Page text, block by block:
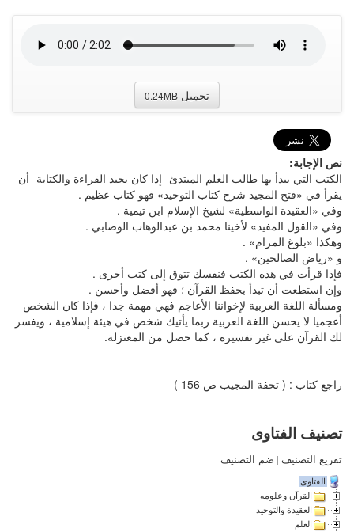
تحميل 0.24MB
نص الإجابة:
الكتب التي يبدأ بها طالب العلم المبتدئ -إذا كان يجيد القراءة والكتابة- أن
يقرأ في «فتح المجيد شرح كتاب التوحيد» فهو كتاب عظيم .
وفي «العقيدة الواسطية» لشيخ الإسلام ابن تيمية .
وفي «القول المفيد» لأخينا محمد بن عبدالوهاب الوصابي .
وهكذا «بلوغ المرام» .
و «رياض الصالحين» .
فإذا قرأت في هذه الكتب فنفسك تتوق إلى كتب أخرى .
وإن استطعت أن تبدأ بحفظ القرآن ؛ فهو أفضل وأحسن .
ومسألة اللغة العربية لإخواننا الأعاجم فهي مهمة جدا ، فإذا كان الشخص
أعجميا لا يحسن اللغة العربية ربما يأتيك شخص في هيئة إسلامية ، ويفسر
لك القرآن على غير تفسيره ، كما حصل من المعتزلة.
--------------------
راجع كتاب : ( تحفة المجيب ص 156 )
تصنيف الفتاوى
تفريع التصنيف | ضم التصنيف
الفتاوى
القرآن وعلومه
العقيدة والتوحيد
العلم